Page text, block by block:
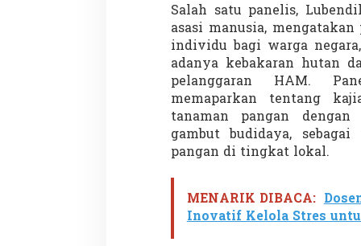
Salah satu panelis,
asasi manusia,
individu bagi warga
adanya kebakaran hutan
pelanggaran HAM.
memaparkan tentang
tanaman pangan
gambut budidaya,
pangan di tingkat lokal.
MENARIK DIBACA:
Inovatif Kelola Stres